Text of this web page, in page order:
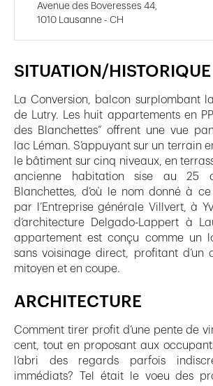
SITUATION/HISTORIQUE
La Conversion, balcon surplombant
de Lutry. Les huit appartements en
des Blanchettes” offrent une vue
lac Léman. S’appuyant sur un terrain
le bâtiment sur cinq niveaux, en
ancienne habitation sise au 25
Blanchettes, d’où le nom donné à
par l’Entreprise générale Villvert, à
d’architecture Delgado-Lappert à
appartement est conçu comme un
sans voisinage direct, profitant d’un
mitoyen et en coupe.
ARCHITECTURE
Comment tirer profit d’une pente de
cent, tout en proposant aux
l’abri des regards parfois
immédiats? Tel était le voeu des
Avenue des Boveresses 44,
1010 Lausanne - CH